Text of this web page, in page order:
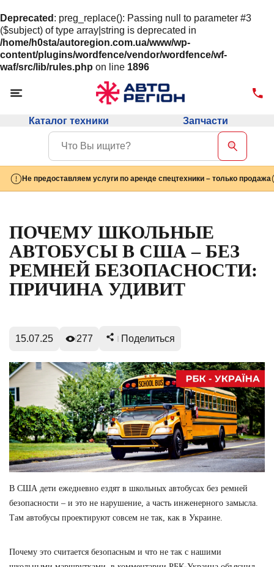
Deprecated : preg_replace(): Passing null to parameter #3
($subject) of type array|string is deprecated in
/home/h0sta/autoregion.com.ua/www/wp-
content/plugins/wordfence/vendor/wordfence/wf-
waf/src/lib/rules.php on line 1896
Каталог техники Запчасти
Не предоставляем услуги по аренде спецтехники – только продажа
ПОЧЕМУ ШКОЛЬНЫЕ
АВТОБУСЫ В США – БЕЗ
РЕМНЕЙ БЕЗОПАСНОСТИ:
ПРИЧИНА УДИВИТ
15.07.25 277 Поделиться
В США дети ежедневно ездят в школьных автобусах без ремней
безопасности – и это не нарушение, а часть инженерного замысла.
Там автобусы проектируют совсем не так, как в Украине.
Почему это считается безопасным и что не так с нашими